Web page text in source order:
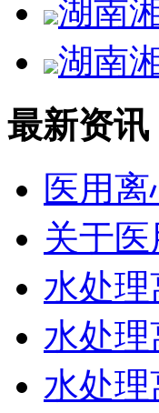
湖南
湖南
最新资讯
医用
关于
水处
水处
水处